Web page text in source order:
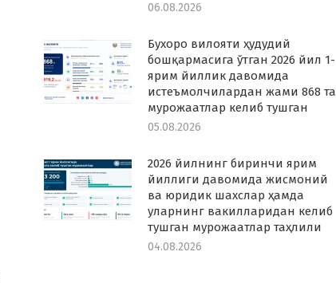
06.08.2026
Бухоро вилояти ҳудудий
бошқармасига ўтган 2026 йил 1-
ярим йиллик давомида
истеъмолчилардан жами 868 та
мурожаатлар келиб тушган
05.08.2026
2026 йилнинг биринчи ярим
йиллиги давомида жисмоний
ва юридик шахслар ҳамда
уларнинг вакилларидан келиб
тушган мурожаатлар таҳлили
04.08.2026